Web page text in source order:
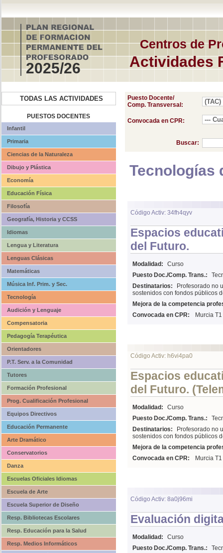
Centros de
Actividades
2025/26
TODAS LAS ACTIVIDADES
PUESTOS DOCENTES
Infantil
Primaria
Ciencias de la Naturaleza
Dibujo y Plástica
Economía
Educación Física
Filosofía
Geografía, Historia y CCSS
Idiomas
Lengua y Literatura
Lenguas Clásicas
Matemáticas
Música Inf. Prim. y Sec.
Tecnología
Audición y Lenguaje
Compensatoria
Pedagogía Terapéutica
Orientadores
P.T. Serv. a la Comunidad
Tutores
Formación Profesional
Prog. Cualificación Profesional
Equipos Directivos
Educación Permanente
Arte Dramático
Conservatorios
Danza
Escuelas Oficiales Idiomas
Escuela de Arte
Escuela Superior de Diseño
Resp. Bibliotecas Escolares
Resp. Educación para la Salud
Resp. Medios Informáticos
Puesto Docente/
Comp. Transversal:
Convocada en CPR:
Buscar:
Tecnologías
Código Activ: 34fh4qyv
Espacios
del Futuro.
Modalidad:
Curso
Puesto Doc./Comp. Trans.:
Destinatarios:
Profesorado no
sostenidos con fondos públicos
Mejora de la competencia
Convocada en CPR:
Murcia T1
Código Activ: h6vi4pa0
Espacios
del Futuro.
Modalidad:
Curso
Puesto Doc./Comp. Trans.:
Destinatarios:
Profesorado no
sostenidos con fondos públicos
Mejora de la competencia
Convocada en CPR:
Murcia T1
Código Activ: 8a0j96mi
Evaluación
Modalidad:
Curso
Puesto Doc./Comp. Trans.: